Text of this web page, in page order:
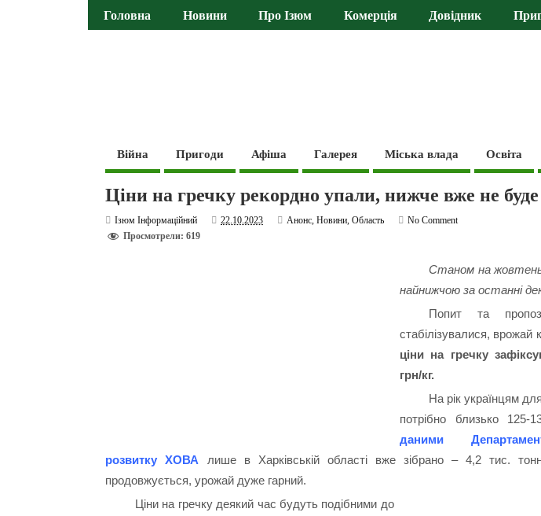
Головна Новини Про Ізюм Комерція Довідник
Війна Пригоди Афіша Галерея Міська влада Освіта
Ціни на гречку рекордно упали, нижче вже не буде
Ізюм Інформаційний 22.10.2023 Анонс,Новини,Область
No Comment
Просмотрели: 619
Станом на жовтень
найнижчою за останні
Попит та
стабілізувалися, врожай
ціни на гречку
грн/кг.
На рік українцям
потрібно близько
даними
розвитку ХОВА лише в Харківській області вже зібрано – 4,2 тис.
продовжується, урожай дуже гарний.
Ціни на гречку деякий час будуть подібними до